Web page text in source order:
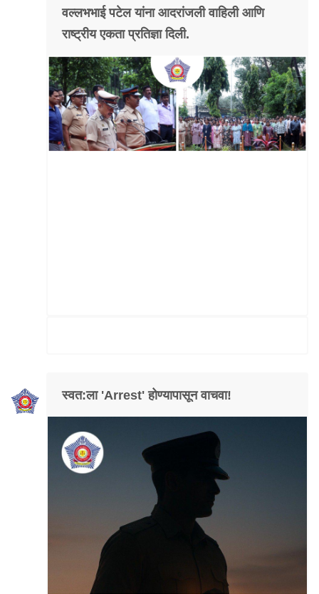
Police Station Incharge
Divisional ACP′s
Senior Police Officers
Emergency Contacts
Feedback
वल्लभभाई पटेल यांना आदरांजली वाहिली आणि
राष्ट्रीय एकता प्रतिज्ञा दिली.
स्वत:ला 'Arrest' होण्यापासून वाचवा!